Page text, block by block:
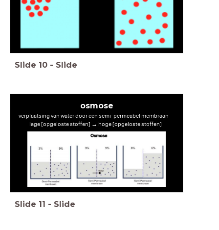
Slide 10 - Slide
osmose
verplaatsing van water door een semi-permeabel membraan
lage [opgeloste stoffen] → hoge [opgeloste stoffen]
Slide 11 - Slide